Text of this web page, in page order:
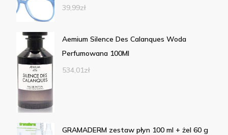
39,99zł
Aemium Silence Des Calanques Woda
Perfumowana 100Ml
534,01zł
GRAMADERM zestaw płyn 100 ml + żel 60 g